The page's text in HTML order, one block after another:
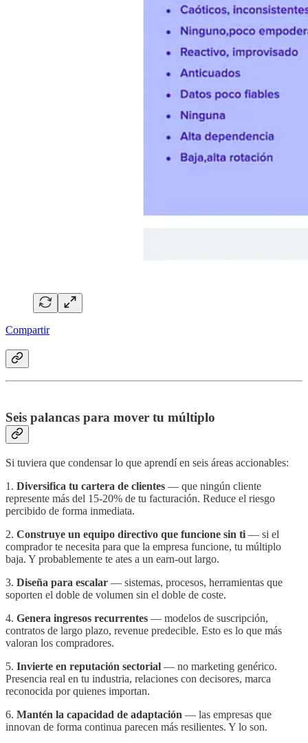
Compartir
Seis palancas para mover tu múltiplo
Si tuviera que condensar lo que aprendí en seis áreas accionables:
1. Diversifica tu cartera de clientes — que ningún cliente
represente más del 15-20% de tu facturación. Reduce el riesgo
percibido de forma inmediata.
2. Construye un equipo directivo que funcione sin ti — si el
comprador te necesita para que la empresa funcione, tu múltiplo
baja. Y probablemente te ates a un earn-out largo.
3. Diseña para escalar — sistemas, procesos, herramientas que
soporten el doble de volumen sin el doble de coste.
4. Genera ingresos recurrentes — modelos de suscripción,
contratos de largo plazo, revenue predecible. Esto es lo que más
valoran los compradores.
5. Invierte en reputación sectorial — no marketing genérico.
Presencia real en tu industria, relaciones con decisores, marca
reconocida por quienes importan.
6. Mantén la capacidad de adaptación — las empresas que
innovan de forma continua parecen más resilientes. Y lo son.